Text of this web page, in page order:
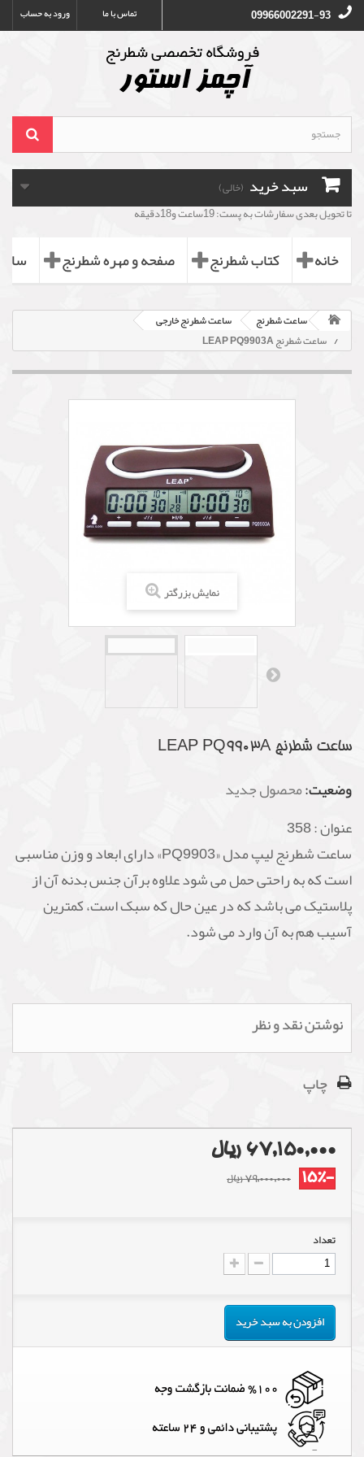
ورود به حساب تماس با ما 09966002291-93
سبد خرید (خالی)
تا تحویل بعدی سفارشات به پست: 19ساعت و18دقیقه
خانه کتاب شطرنج صفحه و مهره شطرنج
ساعت شطرنج
ساعت شطرنج خارجی
ساعت شطرنج LEAP PQ9903A
نمایش بزرگتر
ساعت شطرنج LEAP PQ9903A
وضعیت:محصول جدید
عنوان :358
ساعت شطرنج لیپ مدل «PQ9903» دارای ابعاد و وزن مناسبی
است که به راحتی حمل می شود علاوه برآن جنس بدنه آن از
پلاستیک می باشد که در عین حال که سبک است، کمترین
آسیب هم به آن وارد می شود.
نوشتن نقد و نظر
چاپ
67,150,000 ریال
-15% 79,000,000 ریال
تعداد
افزودن به سبد خرید